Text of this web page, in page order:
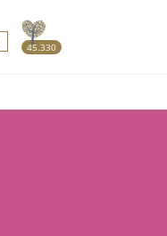
45.330